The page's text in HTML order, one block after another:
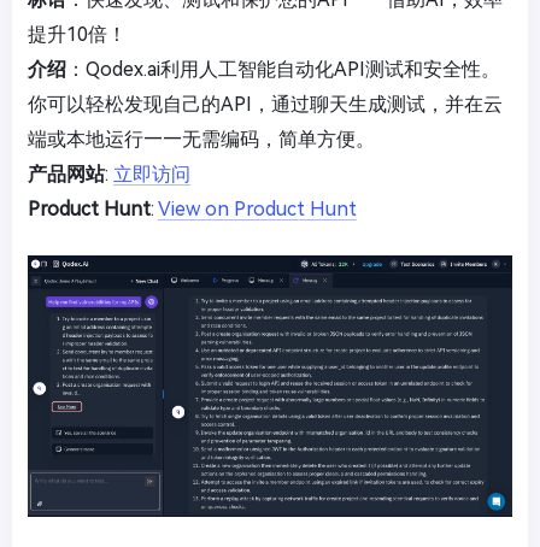
提升10倍！
介绍 ：Qodex.ai利用人工智能自动化API测试和安全性。
你可以轻松发现自己的API，通过聊天生成测试，并在云
端或本地运行——无需编码，简单方便。
产品网站: 立即访问
Product Hunt: View on Product Hunt